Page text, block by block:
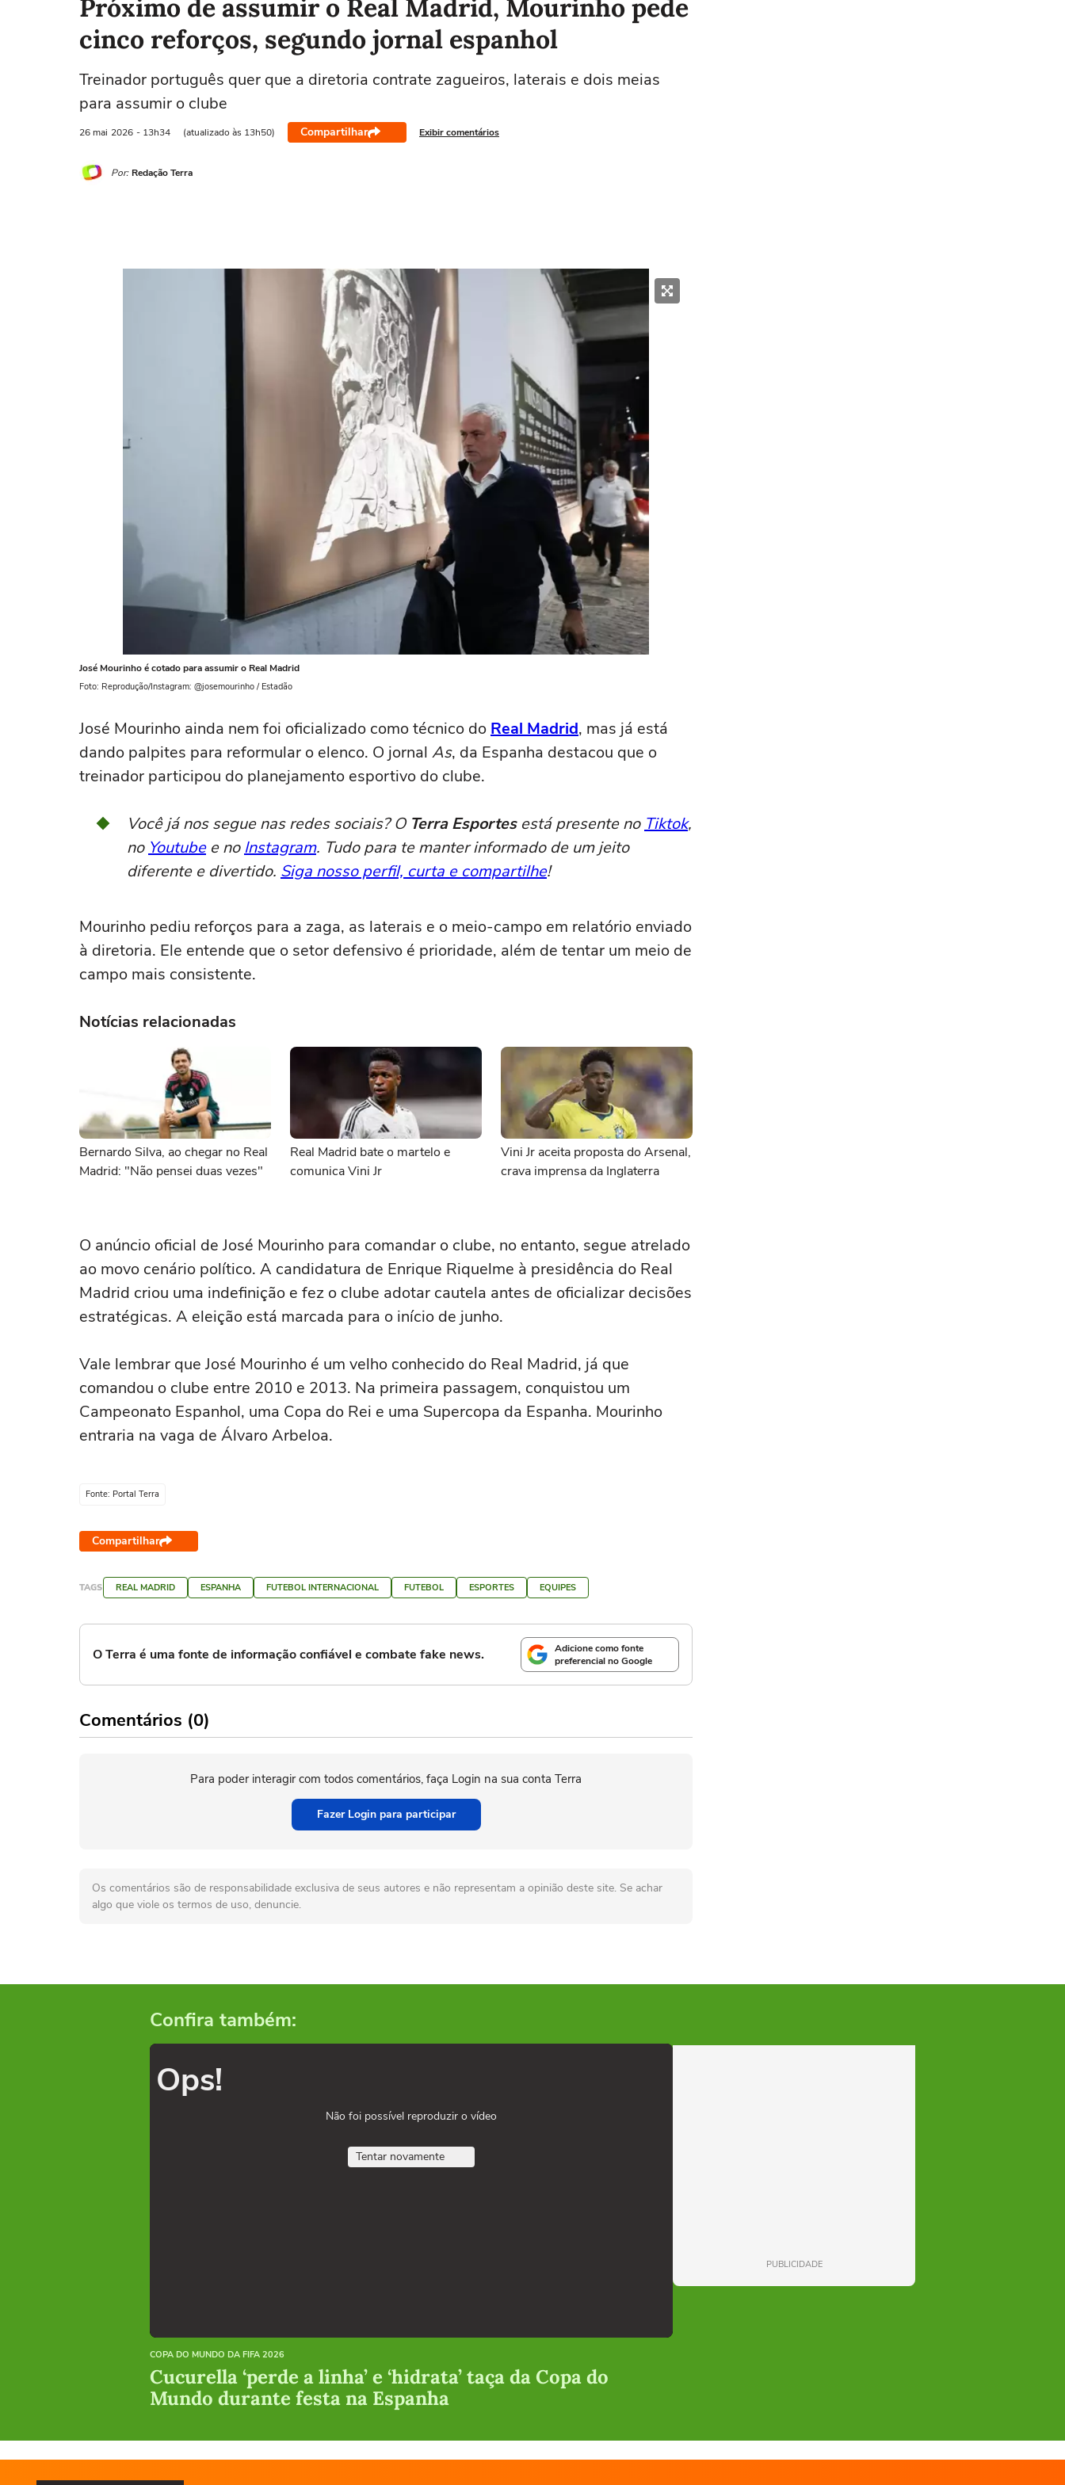
Próximo de assumir o Real Madrid, Mourinho pede
cinco reforços, segundo jornal espanhol
Treinador português quer que a diretoria contrate zagueiros, laterais e dois meias
para assumir o clube
26 mai 2026 - 13h34 (atualizado às 13h50) Compartilhar Exibir comentários
Por: Redação Terra
José Mourinho é cotado para assumir o Real Madrid
Foto: Reprodução/Instagram: @josemourinho / Estadão
José Mourinho ainda nem foi oficializado como técnico do Real Madrid, mas já está
dando palpites para reformular o elenco. O jornal As, da Espanha destacou que o
treinador participou do planejamento esportivo do clube.
Você já nos segue nas redes sociais? O Terra Esportesestá presente no Tiktok,
no Youtubee noInstagram. Tudo para te manter informado de um jeito
diferente e divertido. Siga nosso perfil, curta e compartilhe!
Mourinho pediu reforços para a zaga, as laterais e o meio-campo em relatório enviado
à diretoria. Ele entende que o setor defensivo é prioridade, além de tentar um meio de
campo mais consistente.
Notícias relacionadas
Bernardo Silva, ao chegar no Real
Madrid: "Não pensei duas vezes"
Real Madrid bate o martelo e
comunica Vini Jr
Vini Jr aceita proposta do Arsenal,
crava imprensa da Inglaterra
O anúncio oficial de José Mourinho para comandar o clube, no entanto, segue atrelado
ao movo cenário político. A candidatura de Enrique Riquelme à presidência do Real
Madrid criou uma indefinição e fez o clube adotar cautela antes de oficializar decisões
estratégicas. A eleição está marcada para o início de junho.
Vale lembrar que José Mourinho é um velho conhecido do Real Madrid, já que
comandou o clube entre 2010 e 2013. Na primeira passagem, conquistou um
Campeonato Espanhol, uma Copa do Rei e uma Supercopa da Espanha. Mourinho
entraria na vaga de Álvaro Arbeloa.
Fonte: Portal Terra
Compartilhar
TAGS REAL MADRID ESPANHA FUTEBOL INTERNACIONAL FUTEBOL ESPORTES EQUIPES
O Terra é uma fonte de informação confiável e combate fake news.
Adicione como fonte
preferencial no Google
Comentários (0)
Para poder interagir com todos comentários, faça Login na sua conta Terra
Fazer Login para participar
Os comentários são de responsabilidade exclusiva de seus autores e não representam a opinião deste site. Se achar
algo que viole os termos de uso, denuncie.
Confira também:
Ops!
Não foi possível reproduzir o vídeo
Tentar novamente
COPA DO MUNDO DA FIFA 2026
Cucurella ‘perde a linha’ e ‘hidrata’ taça da Copa do
Mundo durante festa na Espanha
PUBLICIDADE